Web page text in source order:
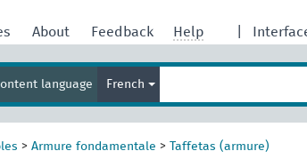
About Feedback Help
language French
term
> Armure fondamentale >
Taffetas (armure)